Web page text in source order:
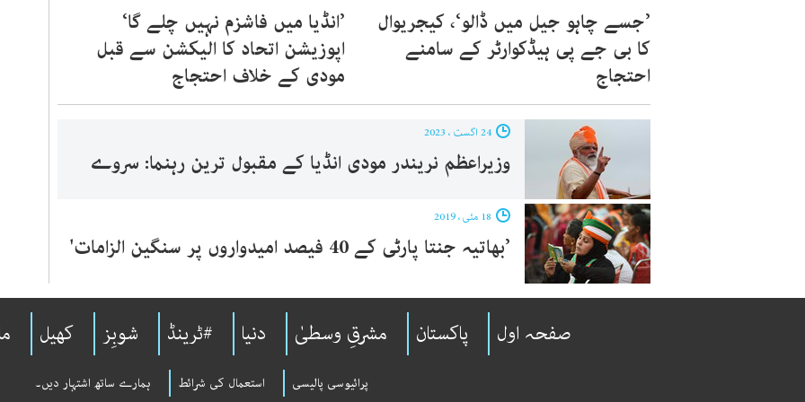
’جسے چاہو جیل میں ڈالو‘، کیجریوال
کا بی جے پی ہیڈکوارٹر کے سامنے
احتجاج
’انڈیا میں فاشزم نہیں چلے گا‘
اپوزیشن اتحاد کا الیکشن سے قبل
مودی کے خلاف احتجاج
وزیراعظم نریندر مودی انڈیا کے مقبول ترین رہنما: سروے
’بھاتیہ جنتا پارٹی کے 40 فیصد امیدواروں پر سنگین الزامات'
صفحہ اول پاکستان مشرقِ وسطیٰ دنیا #ٹرینڈ شوبِز کھیل
پرائیوسی پالیسی استعمال کی شرائط ہمارے ساتھ اشتہار دیں۔